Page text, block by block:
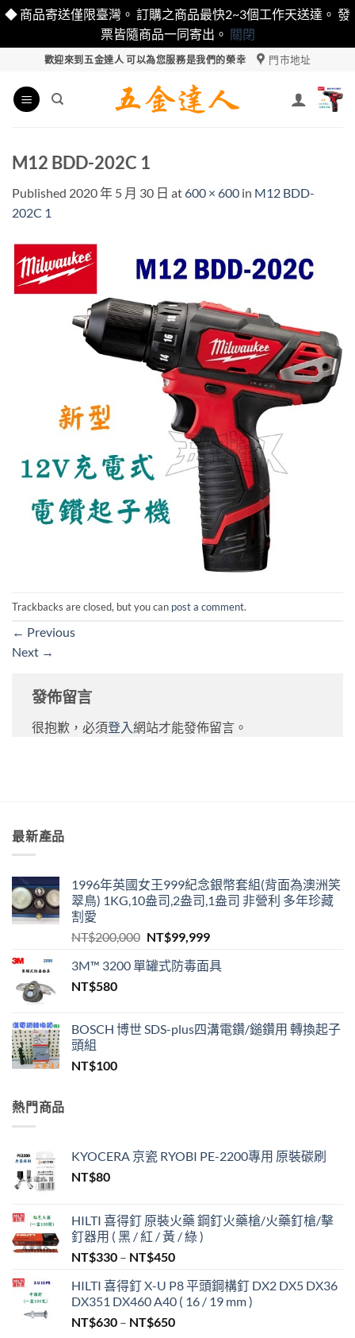
◆ 商品寄送僅限臺灣。 訂購之商品最快2~3個工作天送達。 發
票皆隨商品一同寄出。 關閉
content
歡迎來到五金達人 可以為您服務是我們的榮幸 門市地址
M12 BDD-202C 1
Published 2020 年 5 月 30 日 at600 × 600 in M12 BDD-
202C 1
Trackbacks are closed, but you can post a comment.
← Previous
Next →
發佈留言
很抱歉，必須登入網站才能發佈留言。
最新產品
1996年英國女王999紀念銀幣套組(背面為澳洲笑
翠鳥) 1KG,10盎司,2盎司,1盎司 非營利 多年珍藏
割愛
NT$200,000 原
價
NT$99,999目
價
3M™ 3200 單罐式防毒面具
NT$580
BOSCH 博世 SDS-plus四溝電鑽/鎚鑽用 轉換起子
頭組
NT$100
熱門商品
KYOCERA 京瓷 RYOBI PE-2200專用 原裝碳刷
NT$80
HILTI 喜得釘 原裝火藥 鋼釘火藥槍/火藥釘槍/擊
釘器用 ( 黑 / 紅 / 黃 / 綠 )
NT$330 – NT$450價
範
圍：
NT$330
HILTI 喜得釘 X-U P8 平頭鋼構釘 DX2 DX5 DX36
DX351 DX460 A40 ( 16 / 19 mm )
NT$630 – NT$650價